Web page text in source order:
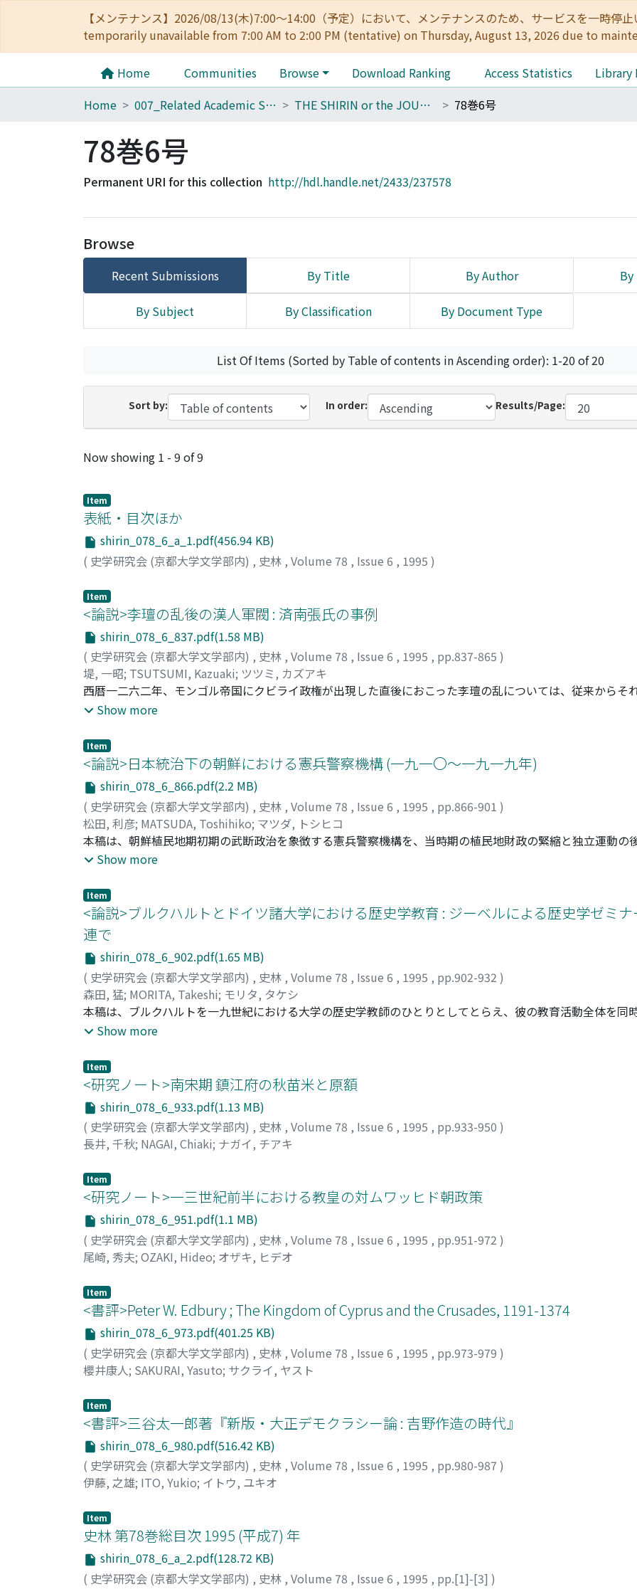
【メンテナンス】2026/08/13(木)7:00～14:00（予定）において、メンテナンスのため、サービスを一時
temporarily unavailable from 7:00 AM to 2:00 PM (tentative) on Thursday, August 13, 2026 due to
Home Communities Browse Download Ranking Access Statistics
Library
Home
007_Related Academic Societies THE SHIRIN or the JOURNAL OF HISTORY 78巻6号
78巻6号
Permanent URI for this collection http://hdl.handle.net/2433/237578
Browse
Recent Submissions By Title By Author By
By Subject By Classification By Document Type
List Of Items (Sorted by Table of contents in Ascending order): 1-20 of 20
Sort by: In order: Results/Page:
Recent Submissions
Now showing 1 - 9 of 9
Item
表紙・目次ほか
shirin_078_6_a_1.pdf(456.94 KB)
( 史学研究会 (京都大学文学部内) , 史林 , Volume 78 , Issue 6 , 1995 )
Item
<論説>李璮の乱後の漢人軍閥 : 済南張氏の事例
shirin_078_6_837.pdf(1.58 MB)
( 史学研究会 (京都大学文学部内) , 史林 , Volume 78 , Issue 6 , 1995 , pp.837-865 )
堤, 一昭; TSUTSUMI, Kazuaki; ツツミ, カズアキ
西暦一二六二年、モンゴル帝国にクビライ政権が出現した直後におこった李璮の乱については、従来からそ
義が重視されてきた。これを契機に漢人軍閥が廃止され、彼らによる間接支配であったモンゴルの中国統治
る。本稿では、済南張氏の事例を通して、この反乱後に漢人軍閥が本当にどうなったのか、クビライ政権の
したのかどうかを集中検証した。統治体制の変化は認められる一方で、済南に権益を持つカチウン王家との
順以来の関係は実は変化しなかった。また、注目すべきことに、張氏の「モンゴル化」や南宋併合以後のモ
リア、華北、江南にまたがる支配構造が読み取れるのである。クビライ政権は中央集権化の一方で、華北、江
ル諸王の権益を維持、拡大したことが確認される。クビライ政権の中国支配は、チンギス・カン以来のモン
理に基づく部分と中華的集権国家という二重の構造を持っていたと言える。クビライ政権はこの新しい形態
点で、モンゴル帝国史の中で一時代を画するものであった。
Show more
Item
<論説>日本統治下の朝鮮における憲兵警察機構 (一九一〇〜一九一九年)
shirin_078_6_866.pdf(2.2 MB)
( 史学研究会 (京都大学文学部内) , 史林 , Volume 78 , Issue 6 , 1995 , pp.866-901 )
松田, 利彦; MATSUDA, Toshihiko; マツダ, トシヒコ
本稿は、朝鮮植民地期初期の武断政治を象徴する憲兵警察機構を、当時期の植民地財政の緊縮と独立運動の
定要因に即して理解しようとした。憲兵警察機構は併合前後の短期間に人員の確保・末端機関の展開を完了
しての憲兵警察の地位は固まっていった。かかる治安体制は「平穏」な朝鮮には不要だとの批判を一部から受
は独立運動の退潮を必ずしも楽観しておらず、むしろ韓末国権回復運動を根絶する過程で民衆掌握の必要性
た。高等警察を重視し、教育や宗教などの側面を中心に民衆生活への干渉を行った憲兵警察は、やがて第一
命や民族自決主義の影響を察知する。にもかかわらず一般民衆の経済的窮境を度外視し機構拡大の必要もさ
なかった憲兵警察機構は、かかる認識を三・一運動によって突き崩されていくことになる。
Show more
Item
<論説>ブルクハルトとドイツ諸大学における歴史学教育 : ジーベルによる歴史学ゼミ
連で
shirin_078_6_902.pdf(1.65 MB)
( 史学研究会 (京都大学文学部内) , 史林 , Volume 78 , Issue 6 , 1995 , pp.902-932 )
森田, 猛; MORITA, Takeshi; モリタ, タケシ
本稿は、ブルクハルトを一九世紀における大学の歴史学教師のひとりとしてとらえ、彼の教育活動全体を同
における歴史学教育との関係において位置付け、その特徴、意義について史学史的観点から考察した。ドイ
による国家施設としての歴史学ゼミナールの導入は、その具体的あらわれである。ブルクハルトはこのような
が、国家による教育・研究の馴致をもたらし、国家の無制約の強大化を許すことを洞察して、むしろ、社会
した。それは、国家権力にたいする抑止力となるべきヨーロッパ的社会の基盤である「教養ある市民」を育
その目的を果たすものこそ、市民的基礎教育としての歴史学教育とその方法としての「文化史学」とであった
Show more
Item
<研究ノート>南宋期 鎮江府の秋苗米と原額
shirin_078_6_933.pdf(1.13 MB)
( 史学研究会 (京都大学文学部内) , 史林 , Volume 78 , Issue 6 , 1995 , pp.933-950 )
長井, 千秋; NAGAI, Chiaki; ナガイ, チアキ
Item
<研究ノート>一三世紀前半における教皇の対ムワッヒド朝政策
shirin_078_6_951.pdf(1.1 MB)
( 史学研究会 (京都大学文学部内) , 史林 , Volume 78 , Issue 6 , 1995 , pp.951-972 )
尾崎, 秀夫; OZAKI, Hideo; オザキ, ヒデオ
Item
<書評>Peter W. Edbury ; The Kingdom of Cyprus and the Crusades, 1191-1374
shirin_078_6_973.pdf(401.25 KB)
( 史学研究会 (京都大学文学部内) , 史林 , Volume 78 , Issue 6 , 1995 , pp.973-979 )
櫻井康人; SAKURAI, Yasuto; サクライ, ヤスト
Item
<書評>三谷太一郎著『新版・大正デモクラシー論 : 吉野作造の時代』
shirin_078_6_980.pdf(516.42 KB)
( 史学研究会 (京都大学文学部内) , 史林 , Volume 78 , Issue 6 , 1995 , pp.980-987 )
伊藤, 之雄; ITO, Yukio; イトウ, ユキオ
Item
史林 第78巻総目次 1995 (平成7) 年
shirin_078_6_a_2.pdf(128.72 KB)
( 史学研究会 (京都大学文学部内) , 史林 , Volume 78 , Issue 6 , 1995 , pp.[1]-[3] )